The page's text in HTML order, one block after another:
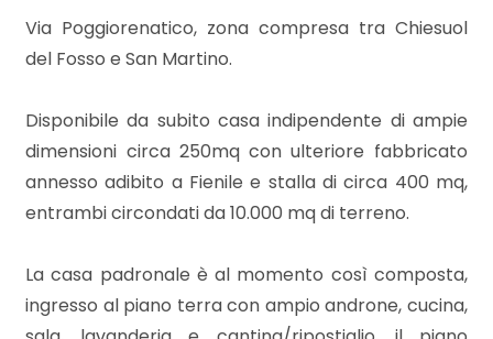
Via Poggiorenatico, zona compresa tra Chiesuol
del Fosso e San Martino.
Disponibile da subito casa indipendente di ampie
dimensioni circa 250mq con ulteriore fabbricato
annesso adibito a Fienile e stalla di circa 400 mq,
entrambi circondati da 10.000 mq di terreno.
La casa padronale è al momento così composta,
ingresso al piano terra con ampio androne, cucina,
Totale
Locali
minimi